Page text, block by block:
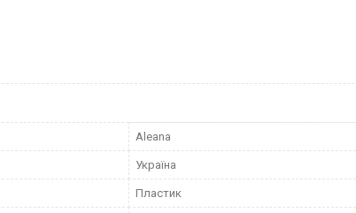
Aleana
Україна
Пластик